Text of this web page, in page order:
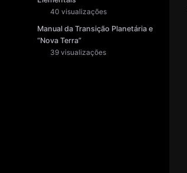
40 visualizações
Manual da Transição Planetária e
“Nova Terra”
39 visualizações